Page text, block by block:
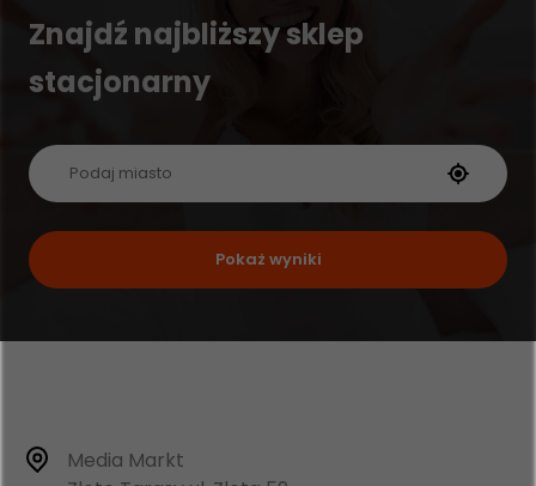
Znajdź najbliższy sklep
stacjonarny
Pokaż wyniki
Media Markt